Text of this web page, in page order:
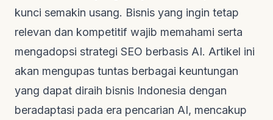
kunci semakin usang. Bisnis yang ingin tetap
relevan dan kompetitif wajib memahami serta
mengadopsi strategi SEO berbasis AI. Artikel ini
akan mengupas tuntas berbagai keuntungan
yang dapat diraih bisnis Indonesia dengan
beradaptasi pada era pencarian AI, mencakup